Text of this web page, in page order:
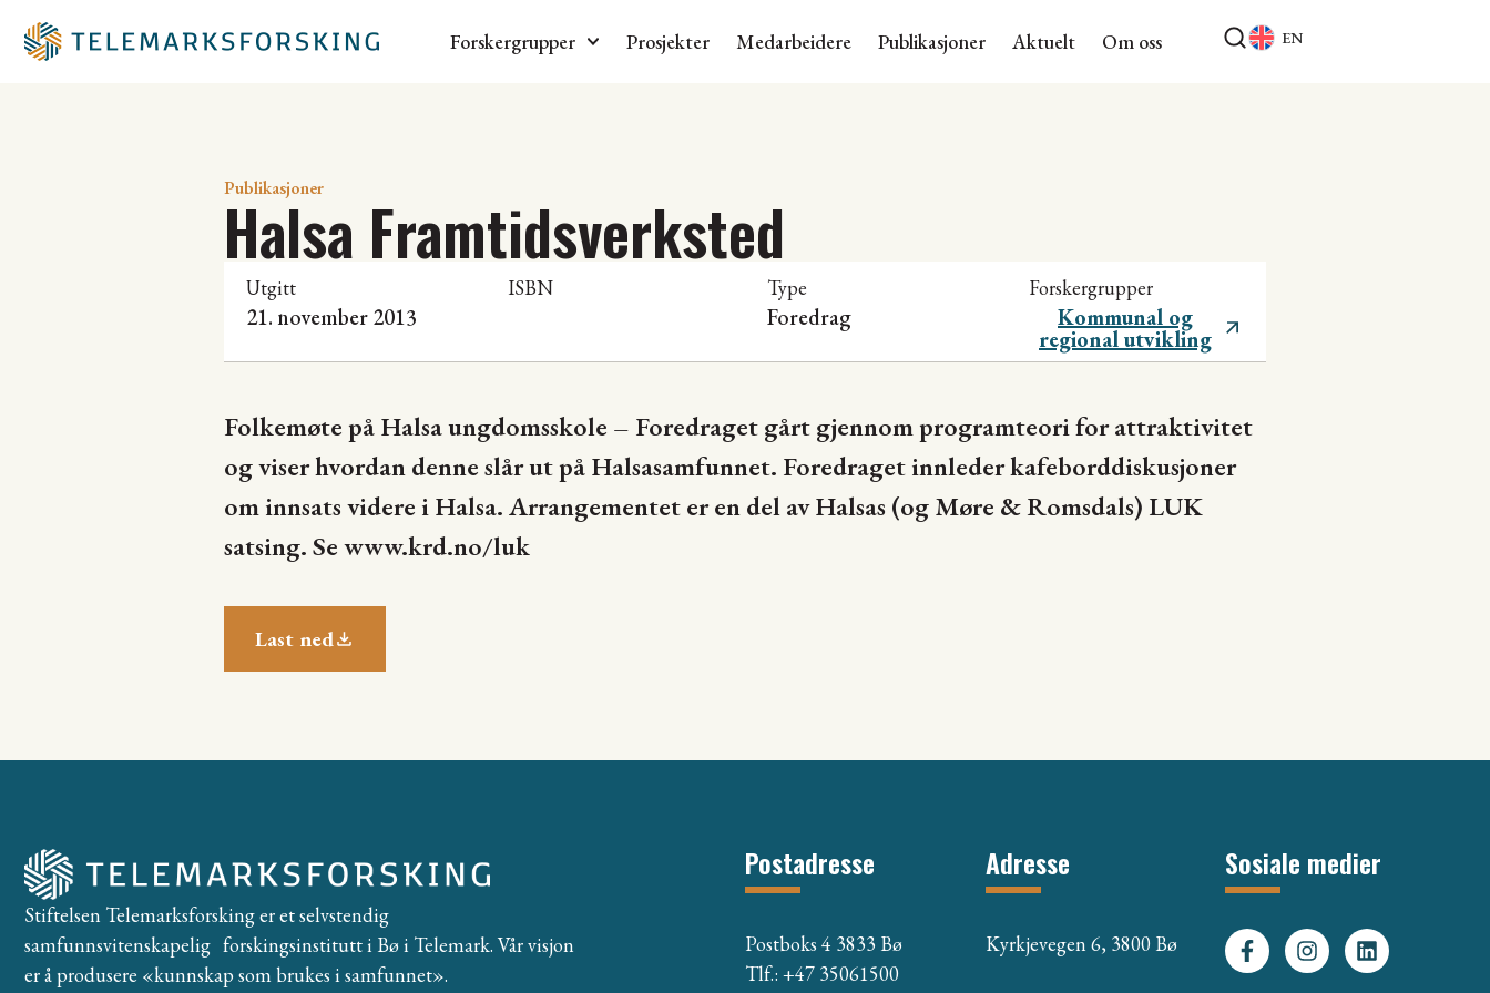
Forskergrupper Prosjekter Medarbeidere Publikasjoner Aktuelt Om oss EN
Publikasjoner
Halsa Framtidsverksted
Utgitt
21. november 2013
ISBN Type
Foredrag
Forskergrupper
Kommunal og
regional utvikling
Folkemøte på Halsa ungdomsskole – Foredraget gårt gjennom programteori for attraktivitet
og viser hvordan denne slår ut på Halsasamfunnet. Foredraget innleder kafeborddiskusjoner
om innsats videre i Halsa. Arrangementet er en del av Halsas (og Møre & Romsdals) LUK
satsing. Se www.krd.no/luk
Last ned
Stiftelsen Telemarksforsking er et selvstendig
samfunnsvitenskapelig forskingsinstitutt i Bø i Telemark. Vår visjon
er å produsere «kunnskap som brukes i samfunnet».
Postadresse
Postboks 4 3833 Bø
Tlf.: +47 35061500
Adresse
Kyrkjevegen 6, 3800 Bø
Sosiale medier